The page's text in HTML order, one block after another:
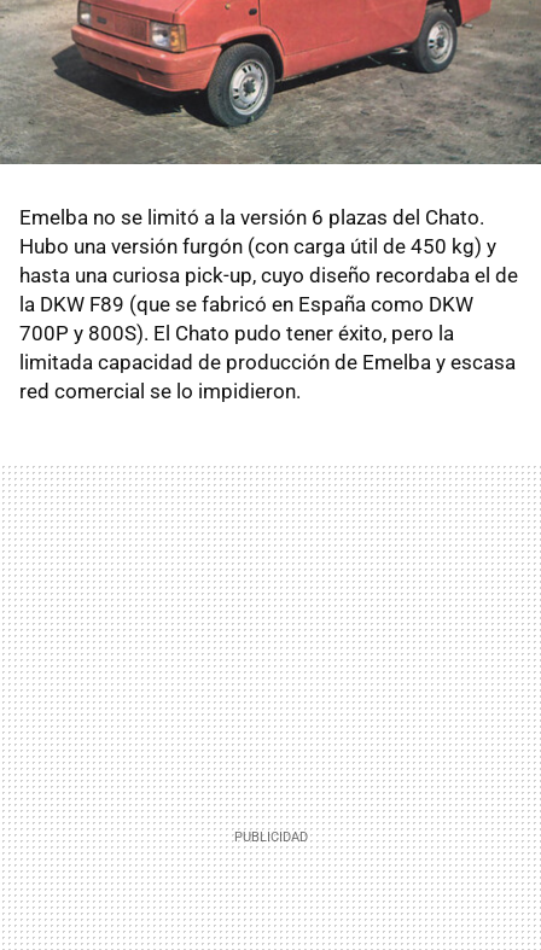
Emelba no se limitó a la versión 6 plazas del Chato.
Hubo una versión furgón (con carga útil de 450 kg) y
hasta una curiosa pick-up, cuyo diseño recordaba el de
la DKW F89 (que se fabricó en España como DKW
700P y 800S). El Chato pudo tener éxito, pero la
limitada capacidad de producción de Emelba y escasa
red comercial se lo impidieron.